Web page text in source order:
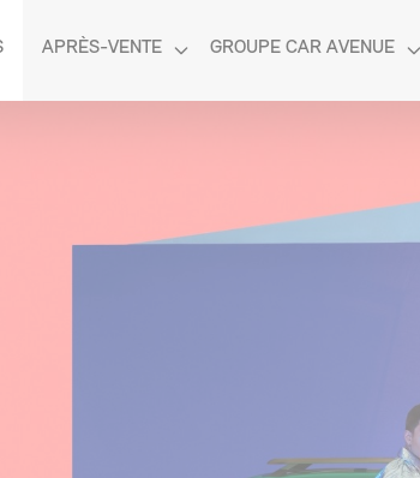
APRÈS-VENTE GROUPE CAR AVENUE